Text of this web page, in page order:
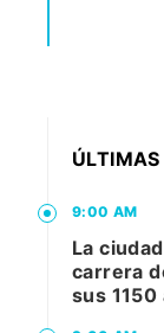
9:00 AM
La
carrera
sus